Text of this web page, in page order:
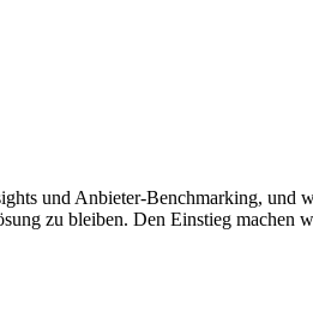
und Anbieter-Benchmarking, und
zu bleiben. Den Einstieg machen